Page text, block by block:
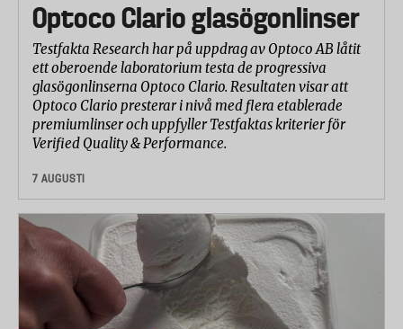
Laboratoriet har undersökt hur bra maskinerna syr i
tre olika material – tunn viskos, trikå och jeans – i
två och fyra lager tyg. En bedömning gjordes av
sömmens jämnhet, om det uppstått sömrynkor,
samt balansen mellan över och undertråd. På viskos
mätte man även förskjutningen mellan två
ihopsydda tyglager. Och för trikå mätte man
sömmens töjningsmöjlighet – det vill säga hur
mycket man kan dra i tyget (sömmen) innan tråden
går av.
Betygsättning
De olika delmomenten har viktats samman till ett
totalbetyg enligt följande: Hanterbarhet och
Optoco Clario glasögonlinser
Testfakta Research har på uppdrag av Optoco AB låtit
ett oberoende laboratorium testa de progressiva
glasögonlinserna Optoco Clario. Resultaten visar att
Optoco Clario presterar i nivå med flera etablerade
premiumlinser och uppfyller Testfaktas kriterier för
Verified Quality & Performance.
7 AUGUSTI